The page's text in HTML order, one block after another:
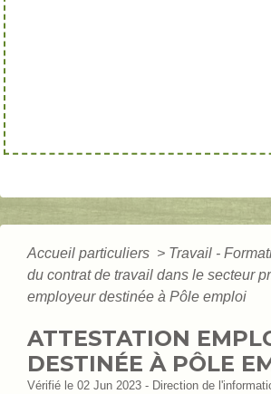
Accueil particuliers > Travail -
du contrat de travail dans le secteur
employeur destinée à Pôle emploi
ATTESTATION
DESTINÉE À PÔLE
Vérifié le 02 Jun 2023 - Direction de